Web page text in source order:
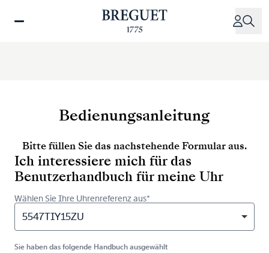
zum
Bedienungsanleitung
Bitte füllen Sie das nachstehende Formular aus.
Ich interessiere mich für das
Benutzerhandbuch für meine Uhr
Wählen Sie Ihre Uhrenreferenz aus*
5547TIY15ZU
Sie haben das folgende Handbuch ausgewählt